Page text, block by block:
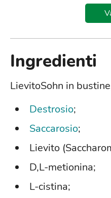
Ingredienti
LievitoSohn in
Destrosio;
Saccarosio;
Lievito
D,L-metionina;
L-cistina;